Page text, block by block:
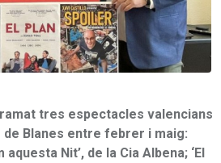
tres espectacles valencians
de Blanes entre febrer i maig:
aquesta Nit’, de la Cia Albena; ‘El